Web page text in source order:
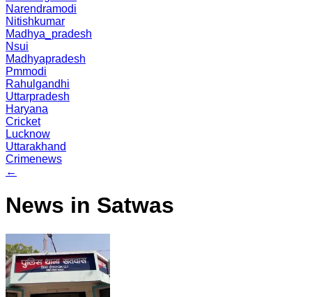
Narendramodi
Nitishkumar
Madhya_pradesh
Nsui
Madhyapradesh
Pmmodi
Rahulgandhi
Uttarpradesh
Haryana
Cricket
Lucknow
Uttarakhand
Crimenews
←
News in Satwas